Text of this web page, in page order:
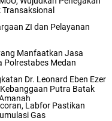
ZI dan Pelayanan
Manfaatkan Jasa
Polrestabes Medan
Dr. Leonard Eben Ezer
Putra Batak
Labfor Pastikan
Gas